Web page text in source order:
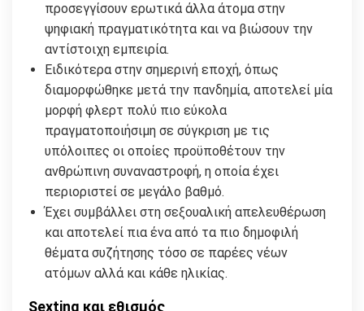
προσεγγίσουν ερωτικά άλλα άτομα στην
ψηφιακή πραγματικότητα και να βιώσουν την
αντίστοιχη εμπειρία.
Ειδικότερα στην σημερινή εποχή, όπως
διαμορφώθηκε μετά την πανδημία, αποτελεί μία
μορφή φλερτ πολύ πιο εύκολα
πραγματοποιήσιμη σε σύγκριση με τις
υπόλοιπες οι οποίες προϋποθέτουν την
ανθρώπινη συναναστροφή, η οποία έχει
περιοριστεί σε μεγάλο βαθμό.
Έχει συμβάλλει στη σεξουαλική απελευθέρωση
και αποτελεί πια ένα από τα πιο δημοφιλή
θέματα συζήτησης τόσο σε παρέες νέων
ατόμων αλλά και κάθε ηλικίας.
Sexting και εθισμός